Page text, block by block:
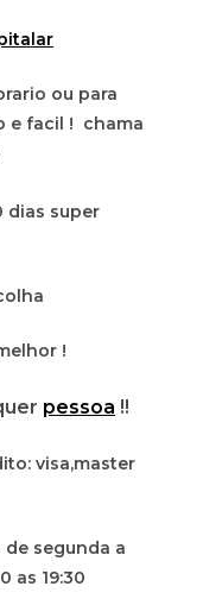
ou para
e facil ! chama
dias super
!
pessoa !!
visa,master
segunda a
as 19:30